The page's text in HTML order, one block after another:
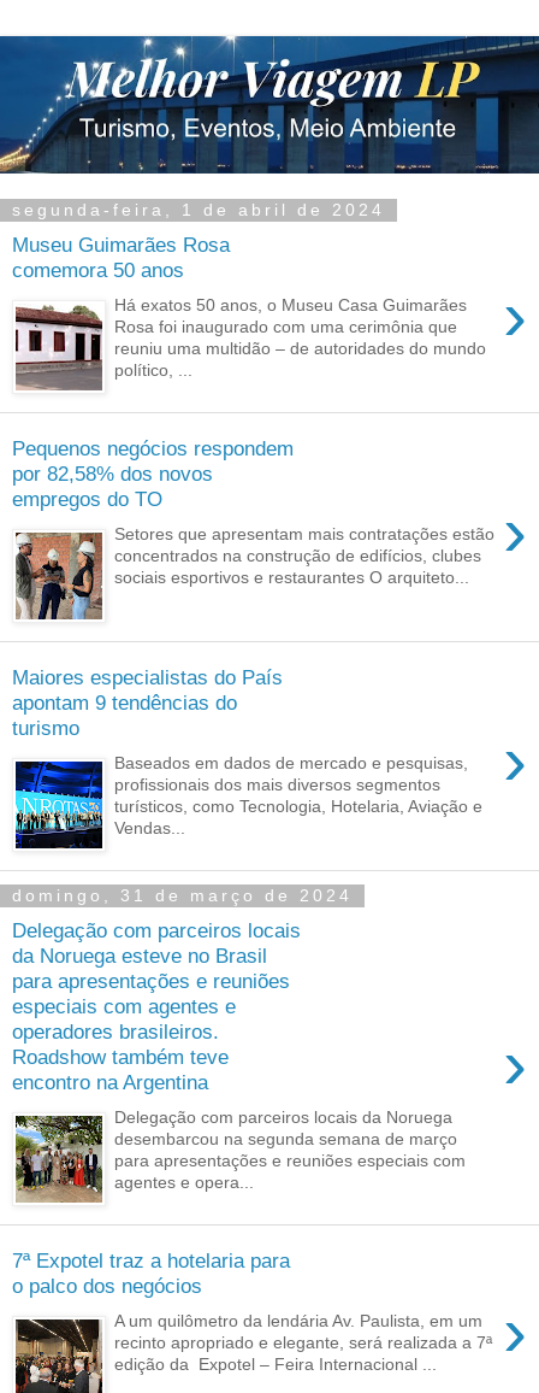
segunda-feira, 1 de abril de 2024
Museu Guimarães Rosa
comemora 50 anos
›
Há exatos 50 anos, o Museu Casa Guimarães
Rosa foi inaugurado com uma cerimônia que
reuniu uma multidão – de autoridades do mundo
político, ...
Pequenos negócios respondem
por 82,58% dos novos
empregos do TO
›
Setores que apresentam mais contratações estão
concentrados na construção de edifícios, clubes
sociais esportivos e restaurantes O arquiteto...
Maiores especialistas do País
apontam 9 tendências do
turismo
›
Baseados em dados de mercado e pesquisas,
profissionais dos mais diversos segmentos
turísticos, como Tecnologia, Hotelaria, Aviação e
Vendas...
domingo, 31 de março de 2024
Delegação com parceiros locais
da Noruega esteve no Brasil
para apresentações e reuniões
especiais com agentes e
operadores brasileiros.
Roadshow também teve
encontro na Argentina
›
Delegação com parceiros locais da Noruega
desembarcou na segunda semana de março
para apresentações e reuniões especiais com
agentes e opera...
7ª Expotel traz a hotelaria para
o palco dos negócios
›
A um quilômetro da lendária Av. Paulista, em um
recinto apropriado e elegante, será realizada a 7ª
edição da Expotel – Feira Internacional ...